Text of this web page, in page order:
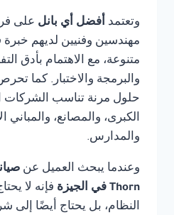
وتعتمد أفضل أي بانل على
مهندسين وفنيين لديهم
متنوعة، مع الاهتمام بأدق
والبرمجة والاختبار. كما
حلول مرنة تناسب الشركات
الكبرى، والمصانع، والمباني
والمدارس.
وعندما يبحث العميل عن
Thorn في الجيزة
فإنه لا
النظام، بل يحتاج أيضًا إلى